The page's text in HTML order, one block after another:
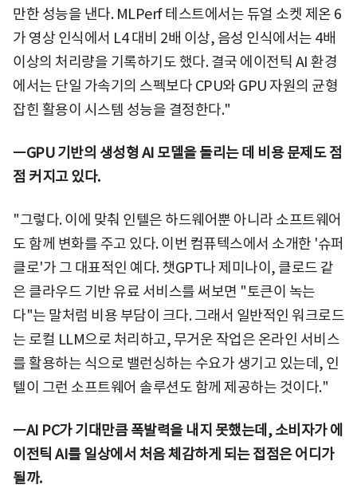
만한 성능을 낸다. MLPerf 테스트에서는 듀얼 소켓 제온 6
가 영상 인식에서 L4 대비 2배 이상, 음성 인식에서는 4배
이상의 처리량을 기록하기도 했다. 결국 에이전틱 AI 환경
에서는 단일 가속기의 스펙보다 CPU와 GPU 자원의 균형
잡힌 활용이 시스템 성능을 결정한다."
ㅡGPU 기반의 생성형 AI 모델을 돌리는 데 비용 문제도 점
점 커지고 있다.
"그렇다. 이에 맞춰 인텔은 하드웨어뿐 아니라 소프트웨어
도 함께 변화를 주고 있다. 이번 컴퓨텍스에서 소개한 '슈퍼
클로'가 그 대표적인 예다. 챗GPT나 제미나이, 클로드 같
은 클라우드 기반 유료 서비스를 써보면 "토큰이 녹는
다"는 말처럼 비용 부담이 크다. 그래서 일반적인 워크로드
는 로컬 LLM으로 처리하고, 무거운 작업은 온라인 서비스
를 활용하는 식으로 밸런싱하는 수요가 생기고 있는데, 인
텔이 그런 소프트웨어 솔루션도 함께 제공하는 것이다."
ㅡAI PC가 기대만큼 폭발력을 내지 못했는데, 소비자가 에
이전틱 AI를 일상에서 처음 체감하게 되는 접점은 어디가
될까.